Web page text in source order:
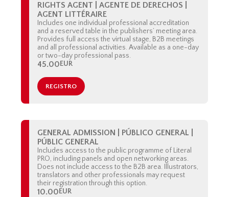
45.00EUR
REGISTRO
RIGHTS AGENT | AGENTE DE DERECHOS |
AGENT LITTÉRAIRE
Includes one individual professional accreditation
and a reserved table in the publishers’ meeting area.
Provides full access the virtual stage, B2B meetings
and all professional activities. Available as a one-day
or two-day professional pass.
10.00EUR
GENERAL ADMISSION | PÚBLICO GENERAL |
PÚBLIC GENERAL
Includes access to the public programme of Literal
PRO, including panels and open networking areas.
Does not include access to the B2B area. Illustrators,
translators and other professionals may request
their registration through this option.